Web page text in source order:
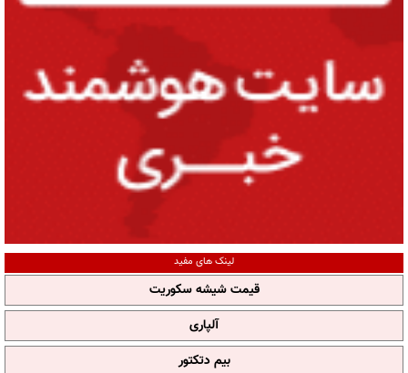
لینک های مفید
قیمت شیشه سکوریت
آلپاری
بیم دتکتور